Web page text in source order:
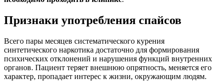
Признаки употребления спайсов
Всего пары месяцев систематического курения
синтетического наркотика достаточно для формирования
психических отклонений и нарушения функций внутренних
органов. Пациент теряет внешнюю опрятность, меняется его
характер, пропадает интерес к жизни, окружающим людям.